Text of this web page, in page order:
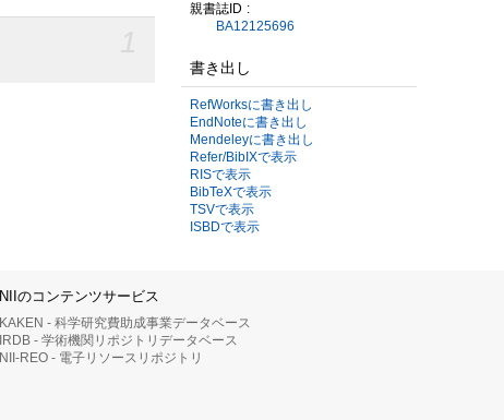
親書誌ID
BA12125696
書き出し
RefWorksに書き出し
EndNoteに書き出し
Mendeleyに書き出し
Refer/BibIXで表示
RISで表示
BibTeXで表示
TSVで表示
ISBDで表示
NIIのコンテンツサービス
KAKEN - 科学研究費助成事業データベース
IRDB - 学術機関リポジトリデータベース
NII-REO - 電子リソースリポジトリ